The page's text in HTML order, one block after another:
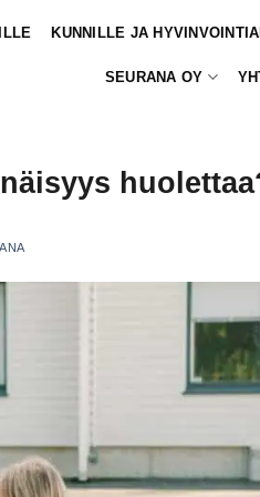
KUNNILLE JA
SEURANA OY